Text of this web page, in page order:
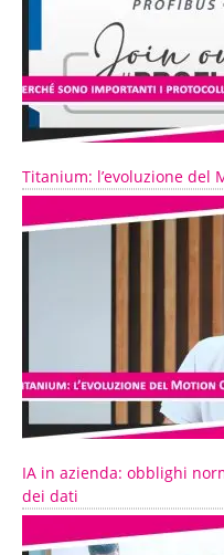
Titanium: l’evoluzione del
IA in azienda: obblighi
dei dati